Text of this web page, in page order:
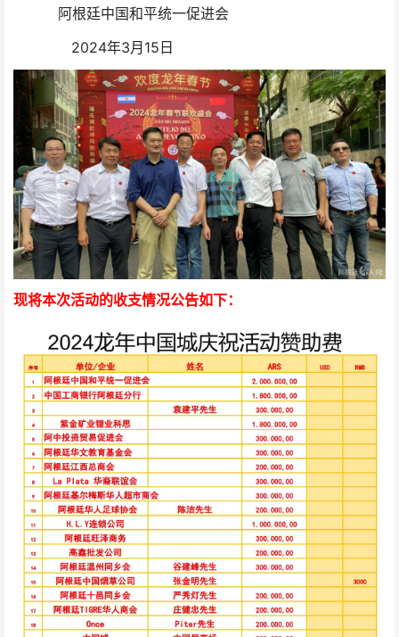
阿根廷中国和平统一促进会
2024年3月15日
现将本次活动的收支情况公告如下：